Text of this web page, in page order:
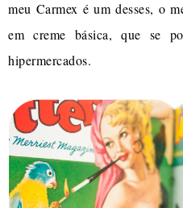
meu Carmex é um desses, o
em creme básica, que se
hipermercados.